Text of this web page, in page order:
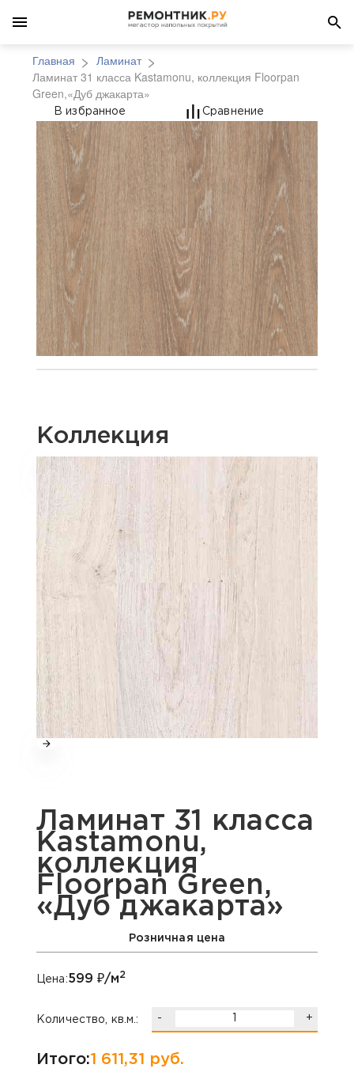
Главная
Ламинат
Ламинат 31 класса Kastamonu, коллекция Floorpan
Green,«Дуб джакарта»
Ламинат 31 класса
В избранное Сравнение
Коллекция
Ламинат 31 класса
Kastamonu,
коллекция
Floorpan Green,
«Дуб джакарта»
Розничная цена
Цена:599 ₽/м2
Количество, кв.м.: - +
Итого:1 611,31 руб.